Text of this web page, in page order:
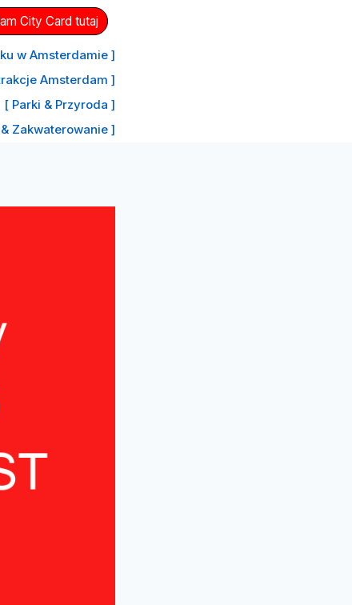
City Card tutaj
w Amsterdamie ]
Amsterdam ]
[ Parki & Przyroda ]
Zakwaterowanie ]